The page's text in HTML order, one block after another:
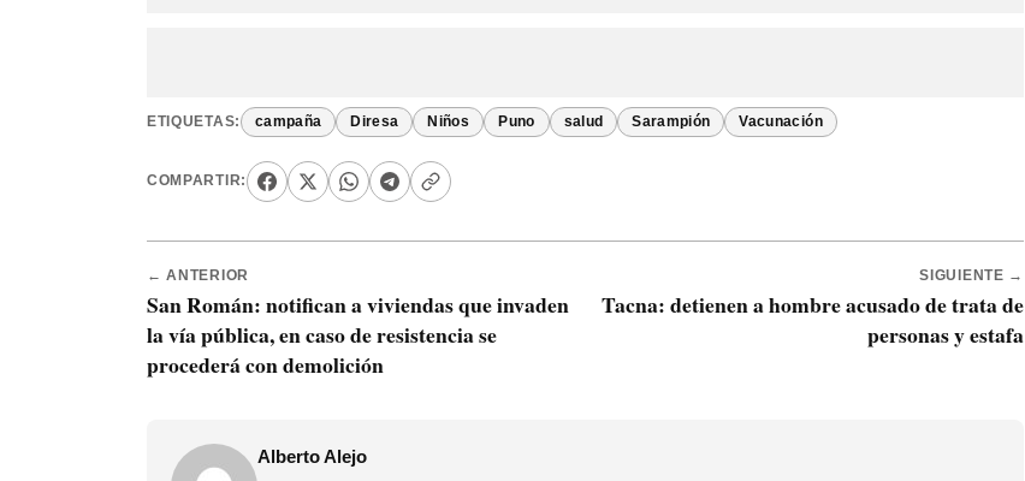
ETIQUETAS: campaña Diresa Niños Puno salud Sarampión Vacunación
COMPARTIR:
← ANTERIOR
San Román: notifican a viviendas que invaden
la vía pública, en caso de resistencia se
procederá con demolición
SIGUIENTE →
Tacna: detienen a hombre acusado de trata de
personas y estafa
Alberto Alejo